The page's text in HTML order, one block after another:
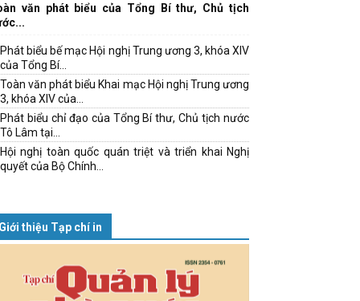
văn phát biểu của Tổng Bí thư, Chủ tịch
Phát biểu bế mạc Hội nghị Trung ương 3, khóa XIV
của Tổng Bí...
Toàn văn phát biểu Khai mạc Hội nghị Trung ương
3, khóa XIV của...
Phát biểu chỉ đạo của Tổng Bí thư, Chủ tịch nước
Tô Lâm tại...
Hội nghị toàn quốc quán triệt và triển khai Nghị
quyết của Bộ Chính...
Giới thiệu Tạp chí in